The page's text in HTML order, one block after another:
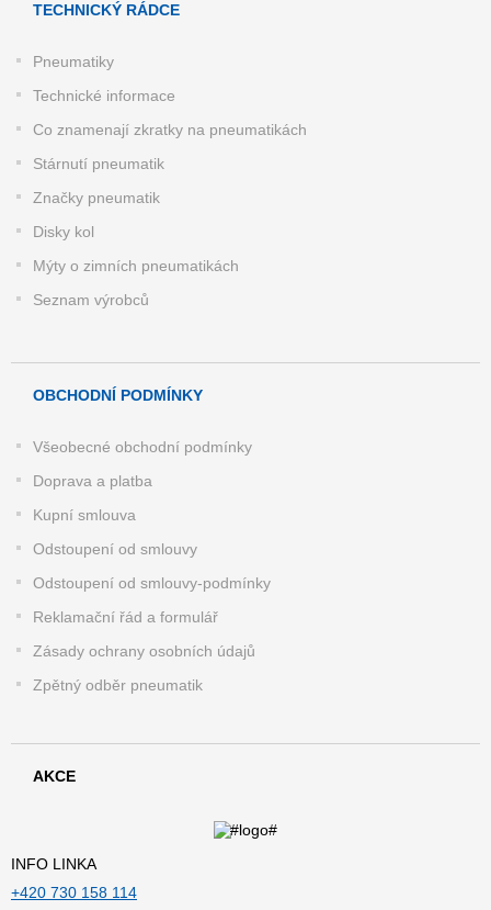
TECHNICKÝ RÁDCE
Pneumatiky
Technické informace
Co znamenají zkratky na pneumatikách
Stárnutí pneumatik
Značky pneumatik
Disky kol
Mýty o zimních pneumatikách
Seznam výrobců
OBCHODNÍ PODMÍNKY
Všeobecné obchodní podmínky
Doprava a platba
Kupní smlouva
Odstoupení od smlouvy
Odstoupení od smlouvy-podmínky
Reklamační řád a formulář
Zásady ochrany osobních údajů
Zpětný odběr pneumatik
AKCE
INFO LINKA
+420 730 158 114